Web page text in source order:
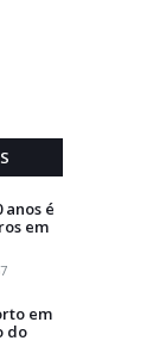
anos é
em
em
do